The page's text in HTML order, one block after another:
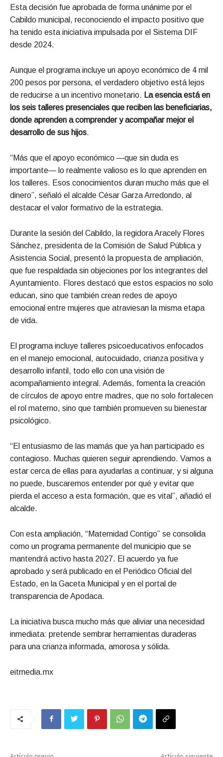
Esta decisión fue aprobada de forma unánime por el
Cabildo municipal, reconociendo el impacto positivo que
ha tenido esta iniciativa impulsada por el Sistema DIF
desde 2024.
Aunque el programa incluye un apoyo económico de 4 mil
200 pesos por persona, el verdadero objetivo está lejos
de reducirse a un incentivo monetario. La esencia está en
los seis talleres presenciales que reciben las beneficiarias,
donde aprenden a comprender y acompañar mejor el
desarrollo de sus hijos.
“Más que el apoyo económico —que sin duda es
importante— lo realmente valioso es lo que aprenden en
los talleres. Esos conocimientos duran mucho más que el
dinero”, señaló el alcalde César Garza Arredondo, al
destacar el valor formativo de la estrategia.
Durante la sesión del Cabildo, la regidora Aracely Flores
Sánchez, presidenta de la Comisión de Salud Pública y
Asistencia Social, presentó la propuesta de ampliación,
que fue respaldada sin objeciones por los integrantes del
Ayuntamiento. Flores destacó que estos espacios no solo
educan, sino que también crean redes de apoyo
emocional entre mujeres que atraviesan la misma etapa
de vida.
El programa incluye talleres psicoeducativos enfocados
en el manejo emocional, autocuidado, crianza positiva y
desarrollo infantil, todo ello con una visión de
acompañamiento integral. Además, fomenta la creación
de círculos de apoyo entre madres, que no solo fortalecen
el rol materno, sino que también promueven su bienestar
psicológico.
“El entusiasmo de las mamás que ya han participado es
contagioso. Muchas quieren seguir aprendiendo. Vamos a
estar cerca de ellas para ayudarlas a continuar, y si alguna
no puede, buscaremos entender por qué y evitar que
pierda el acceso a esta formación, que es vital”, añadió el
alcalde.
Con esta ampliación, “Maternidad Contigo” se consolida
como un programa permanente del municipio que se
mantendrá activo hasta 2027. El acuerdo ya fue
aprobado y será publicado en el Periódico Oficial del
Estado, en la Gaceta Municipal y en el portal de
transparencia de Apodaca.
La iniciativa busca mucho más que aliviar una necesidad
inmediata: pretende sembrar herramientas duraderas
para una crianza informada, amorosa y sólida.
eitmedia.mx